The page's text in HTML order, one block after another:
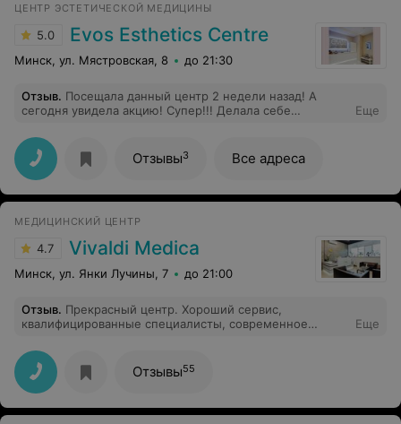
ЦЕНТР ЭСТЕТИЧЕСКОЙ МЕДИЦИНЫ
5.0 Evos Esthetics Centre
Минск, ул. Мястровская, 8 до 21:30
Отзыв. Посещала данный центр 2 недели назад! А
сегодня увидела акцию! Супер!!! Делала себе
покраснения, но через час прошли! Эффект от
процедуры потрясающий!!!! ушла пигментация,
морщинки, как-то даже цвет лица лучше. Процедуру
проводила врач Ольга. Очень доброжелательная,
спокойная, тактичная. Да и вообще персонал
сеанс) Большое спасибо за акцию!
Еще
Отзывы3 Все адреса
МЕДИЦИНСКИЙ ЦЕНТР
4.7 Vivaldi Medica
Минск, ул. Янки Лучины, 7 до 21:00
Отзыв. Прекрасный центр. Хороший сервис,
квалифицированные специалисты, современное
замечательному доктору Стельмашонок Веронике
Анатольевне за ее чуткость и профессионализм!
Еще
Отзывы55